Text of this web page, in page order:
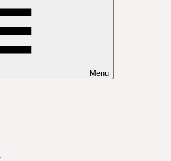
Menu